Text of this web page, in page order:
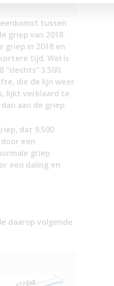
tussen
griep van 2018.
griep in 2018 en
tijd. Wel is
3.500.
die de lijn weer
lijkt verklaard te
aan de griep.
dat 9.500
een
griep
een daling en
daarop volgende